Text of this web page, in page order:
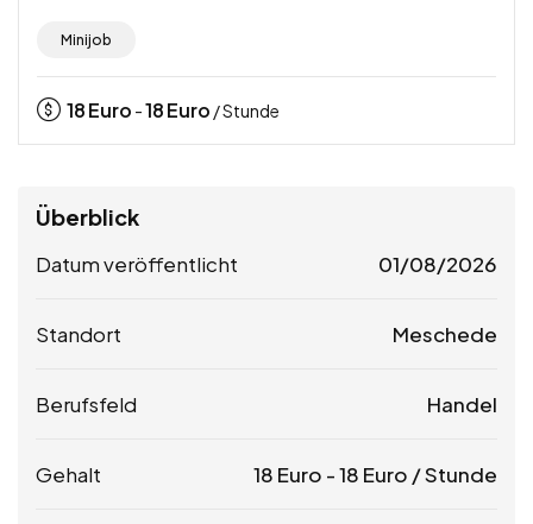
Minijob
18Euro -18Euro / Stunde
Überblick
Datum veröffentlicht 01/08/2026
Standort Meschede
Berufsfeld Handel
Gehalt 18 Euro -18 Euro / Stunde